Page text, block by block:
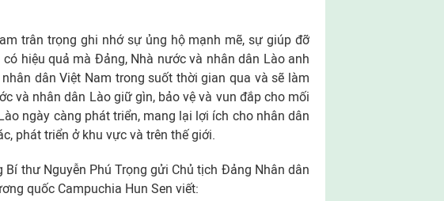
trân trọng ghi nhớ sự ủng hộ mạnh mẽ, sự giúp đỡ
hiệu quả mà Ðảng, Nhà nước và nhân dân Lào anh
dân Việt Nam trong suốt thời gian qua và sẽ làm
và nhân dân Lào giữ gìn, bảo vệ và vun đắp cho mối
ngày càng phát triển, mang lại lợi ích cho nhân dân
phát triển ở khu vực và trên thế giới.
thư Nguyễn Phú Trọng gửi Chủ tịch Ðảng Nhân dân
quốc Campuchia Hun Sen viết: